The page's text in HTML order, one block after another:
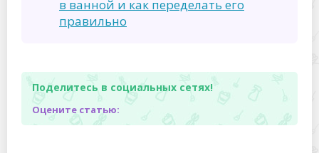
в ванной и как переделать его
правильно
Поделитесь в социальных сетях!
Оцените статью: